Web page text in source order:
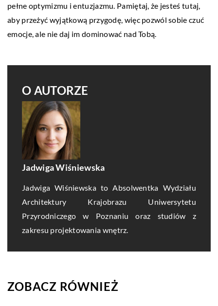
pełne optymizmu i entuzjazmu. Pamiętaj, że jesteś tutaj,
aby przeżyć wyjątkową przygodę, więc pozwól sobie czuć
emocje, ale nie daj im dominować nad Tobą.
O AUTORZE
Jadwiga Wiśniewska
Jadwiga Wiśniewska to Absolwentka Wydziału
Architektury Krajobrazu Uniwersytetu
Przyrodniczego w Poznaniu oraz studiów z
zakresu projektowania wnętrz.
ZOBACZ RÓWNIEŻ